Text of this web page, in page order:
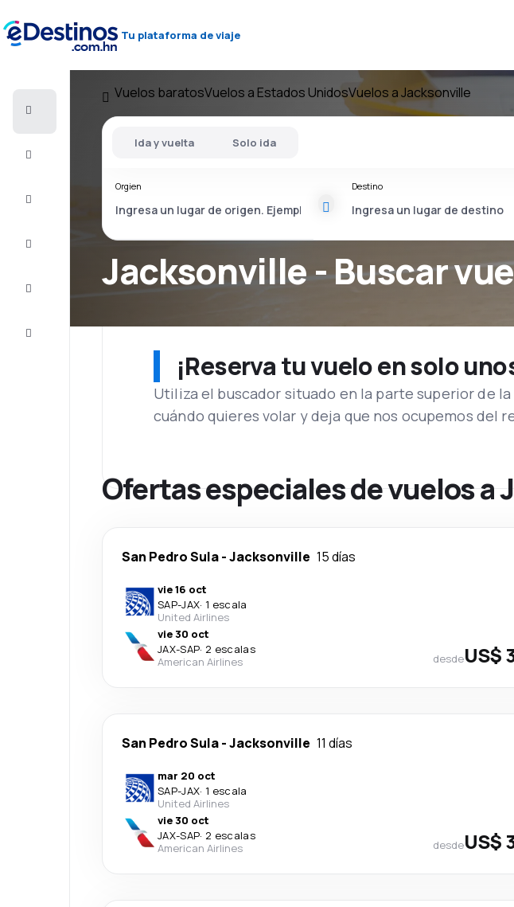
Tu plataforma de viaje
Atención
Vuelos baratosVuelos a Estados UnidosVuelos a Jacksonville
Jacksonville - Buscar
Ida y vuelta Solo ida
Orgien Destino
¡Reserva tu vuelo en solo
Utiliza el buscador situado en la parte superior de
cuándo quieres volar y deja que nos ocupemos del
Ofertas especiales de vuelos a
San Pedro Sula-Jacksonville 15 días
vie 16 oct
SAP-JAX· 1 escala
United Airlines
vie 30 oct
JAX-SAP· 2 escalas
American Airlines
desdeUS$
San Pedro Sula-Jacksonville 11 días
mar 20 oct
SAP-JAX· 1 escala
United Airlines
vie 30 oct
JAX-SAP· 2 escalas
American Airlines
desdeUS$